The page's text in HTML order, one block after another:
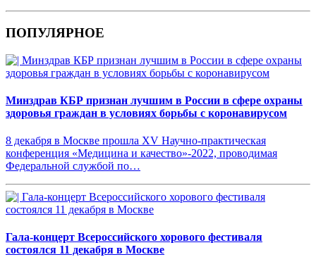
ПОПУЛЯРНОЕ
Минздрав КБР признан лучшим в России в сфере охраны
здоровья граждан в условиях борьбы с коронавирусом
8 декабря в Москве прошла XV Научно-практическая
конференция «Медицина и качество»-2022, проводимая
Федеральной службой по…
Гала-концерт Всероссийского хорового фестиваля
состоялся 11 декабря в Москве